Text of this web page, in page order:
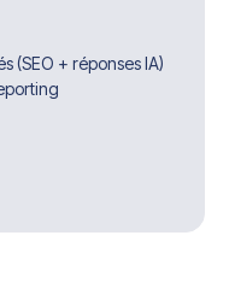
(SEO + réponses IA)